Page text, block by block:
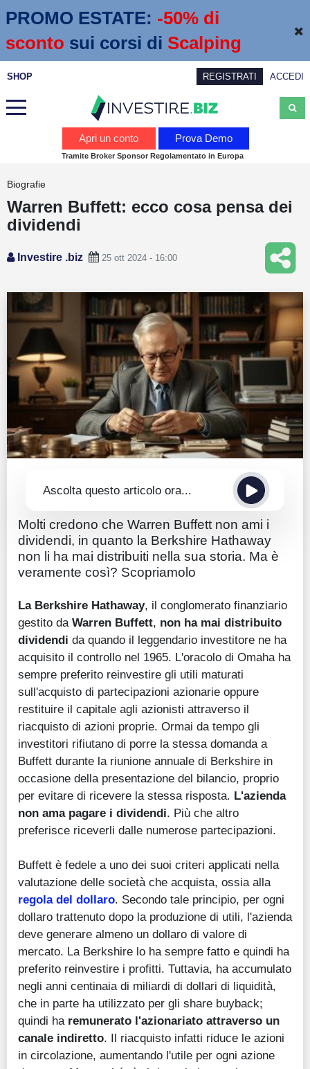
PROMO ESTATE: -50% di
sconto sui corsi di Scalping
SHOP REGISTRATI ACCEDI
Webinar
Education
Guide
Quotazioni
Conto IG
Guru Monitor
Stagionalità
Apri un conto Prova Demo
Tramite Broker Sponsor Regolamentato in Europa
Biografie
Warren Buffett: ecco cosa pensa dei
dividendi
Investire .biz 25 ott 2024 - 16:00
Ascolta questo articolo ora...
Molti credono che Warren Buffett non ami i
dividendi, in quanto la Berkshire Hathaway
non li ha mai distribuiti nella sua storia. Ma è
veramente così? Scopriamolo
LaBerkshire Hathaway, il conglomerato finanziario
gestito da Warren Buffett, non ha mai distribuito
dividendi da quando il leggendario investitore ne ha
acquisito il controllo nel 1965. L'oracolo di Omaha ha
sempre preferito reinvestire gli utili maturati
sull'acquisto di partecipazioni azionarie oppure
restituire il capitale agli azionisti attraverso il
riacquisto di azioni proprie. Ormai da tempo gli
investitori rifiutano di porre la stessa domanda a
Buffett durante la riunione annuale di Berkshire in
occasione della presentazione del bilancio, proprio
per evitare di ricevere la stessa risposta. L'azienda
non ama pagare i dividendi. Più che altro
preferisce riceverli dalle numerose partecipazioni.
Buffett è fedele a uno dei suoi criteri applicati nella
valutazione delle società che acquista, ossia alla
regola del dollaro. Secondo tale principio, per ogni
dollaro trattenuto dopo la produzione di utili, l'azienda
deve generare almeno un dollaro di valore di
mercato. La Berkshire lo ha sempre fatto e quindi ha
preferito reinvestire i profitti. Tuttavia, ha accumulato
negli anni centinaia di miliardi di dollari di liquidità,
che in parte ha utilizzato per gli share buyback;
quindi ha remunerato l'azionariato attraverso un
canale indiretto. Il riacquisto infatti riduce le azioni
in circolazione, aumentando l'utile per ogni azione